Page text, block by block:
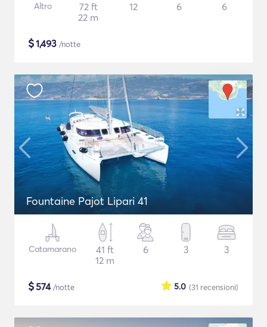
Altro
72 ft
22 m
12 6 6
$1,493 /notte
Fountaine Pajot Lipari 41
Catamarano
41 ft
12 m
6 3 3
$574/notte (31 recensioni)
5.0